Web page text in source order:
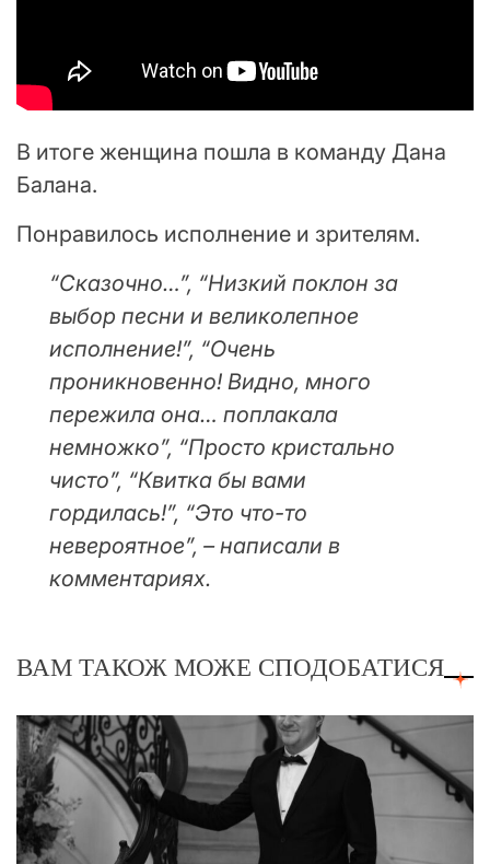
В итоге женщина пошла в команду Дана
Балана.
Понравилось исполнение и зрителям.
“Сказочно…”, “Низкий поклон за
выбор песни и великолепное
исполнение!”, “Очень
проникновенно! Видно, много
пережила она… поплакала
немножко”, “Просто кристально
чисто”, “Квитка бы вами
гордилась!”, “Это что-то
невероятное”, – написали в
комментариях.
ВАМ ТАКОЖ МОЖЕ СПОДОБАТИСЯ